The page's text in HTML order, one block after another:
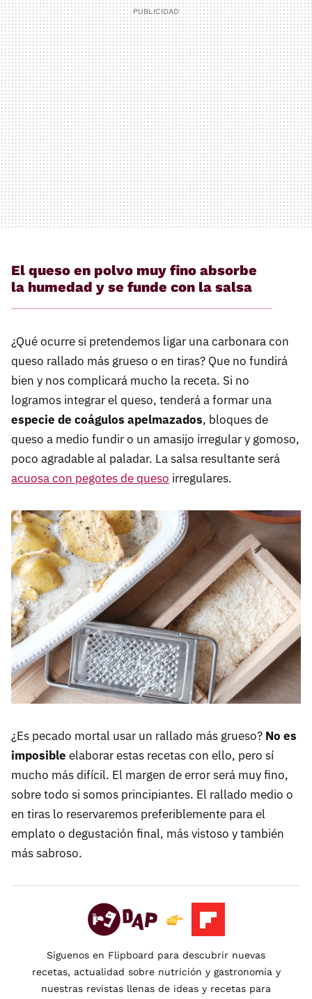
El queso en polvo muy fino absorbe
la humedad y se funde con la salsa
¿Qué ocurre si pretendemos ligar una carbonara con
queso rallado más grueso o en tiras? Que no fundirá
bien y nos complicará mucho la receta. Si no
logramos integrar el queso, tenderá a formar una
especie de coágulos apelmazados, bloques de
queso a medio fundir o un amasijo irregular y gomoso,
poco agradable al paladar. La salsa resultante será
acuosa con pegotes de queso irregulares.
¿Es pecado mortal usar un rallado más grueso? No es
imposible elaborar estas recetas con ello, pero sí
mucho más difícil. El margen de error será muy fino,
sobre todo si somos principiantes. El rallado medio o
en tiras lo reservaremos preferiblemente para el
emplato o degustación final, más vistoso y también
más sabroso.
Síguenos en Flipboard para descubrir nuevas
recetas, actualidad sobre nutrición y gastronomía y
nuestras revistas llenas de ideas y recetas para